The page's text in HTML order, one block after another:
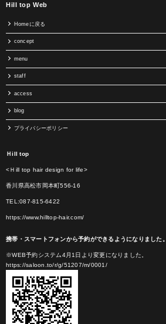
Hill top Web
Homeに戻る
concept
menu
staff
access
blog
プライバシーポリシー
Ｈill top
<Ｈill top hair design for life>
香川県高松市岡本町556-16
TEL:087-815-6422
https://www.hilltop-hair.com/
携帯・スマートフォンから予約ができるようになりました。
※WEB予約システム4月1日より変更になりました。
https://saloon.to/r/g/51207/m/0001/